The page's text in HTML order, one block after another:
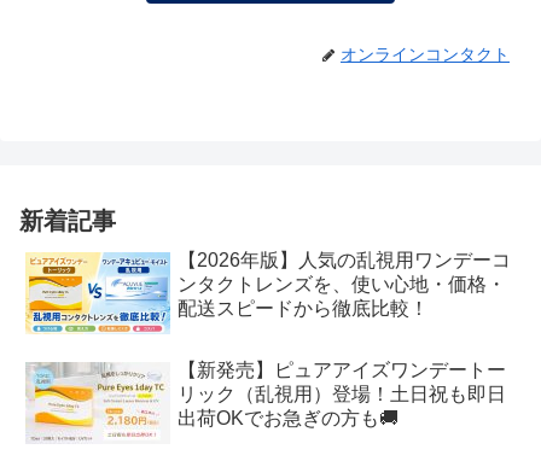
オンラインコンタクト
新着記事
【2026年版】人気の乱視用ワンデーコ
ンタクトレンズを、使い心地・価格・
配送スピードから徹底比較！
【新発売】ピュアアイズワンデートー
リック（乱視用）登場！土日祝も即日
出荷OKでお急ぎの方も🚚